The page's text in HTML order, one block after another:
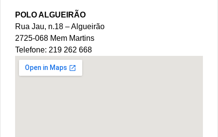
POLO ALGUEIRÃO
Rua Jau, n.18 – Algueirão
2725-068 Mem Martins
Telefone: 219 262 668